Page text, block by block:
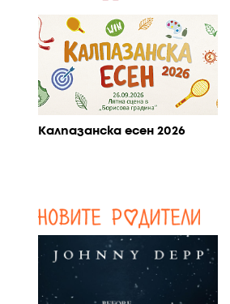
Калпазанска есен 2026